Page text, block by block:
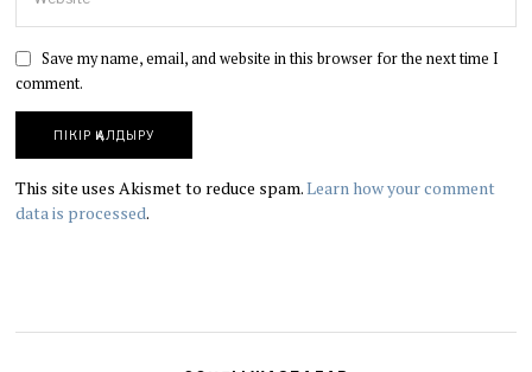
Save my name, email, and website in this browser for the next time I
comment.
This site uses Akismet to reduce spam.Learn how your comment
data is processed.